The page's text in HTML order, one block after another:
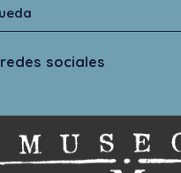
sociales